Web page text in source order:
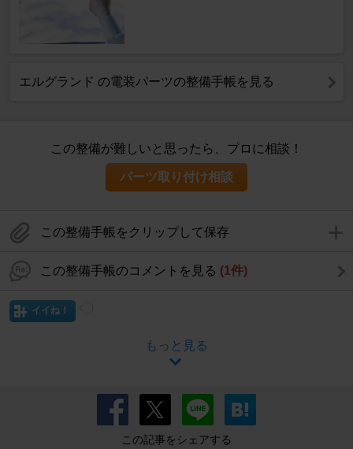
エルグランド の電装パーツの整備手帳を見る
この整備が難しいと思ったら、プロに相談！
パーツ取り付け相談
この整備手帳をクリップして保存
この整備手帳のコメントを見る (1件)
イイね！
もっと見る
この記事をシェアする